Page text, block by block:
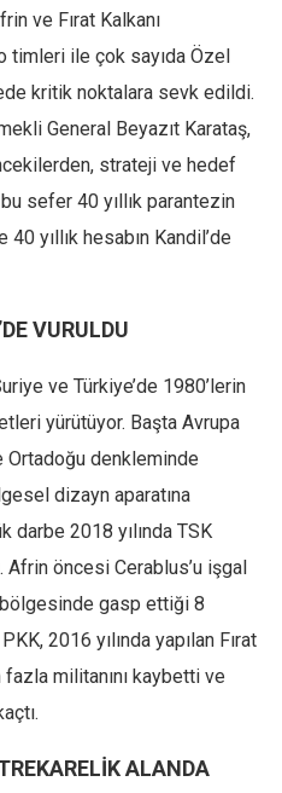
ve Fırat Kalkanı
timleri ile çok sayıda Özel
kritik noktalara sevk edildi.
General Beyazıt Karataş,
strateji ve hedef
sefer 40 yıllık parantezin
yıllık hesabın Kandil’de
VURULDU
ve Türkiye’de 1980’lerin
yürütüyor. Başta Avrupa
denkleminde
dizayn aparatına
darbe 2018 yılında TSK
Afrin öncesi Cerablus’u işgal
gasp ettiği 8
2016 yılında yapılan Fırat
fazla militanını kaybetti ve
ALANDA